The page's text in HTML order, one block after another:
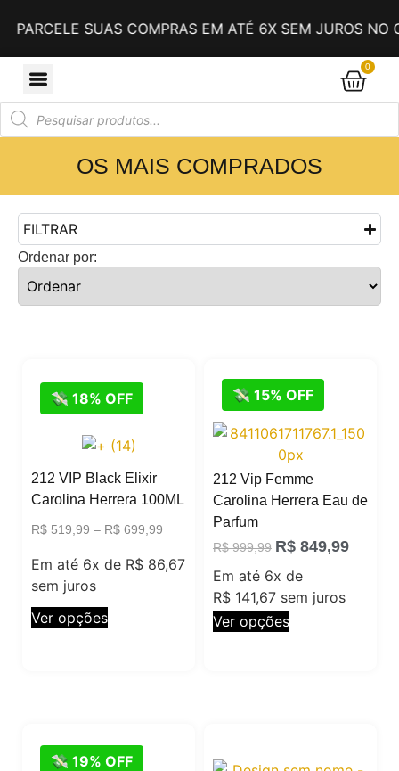
SUAS COMPRAS EM ATÉ 6X SEM JUROS NO
0
OS MAIS COMPRADOS
FILTRAR
Ordenar por:
💸 18% OFF
212 VIP Black Elixir
Carolina Herrera 100ML
R$ 519,99 – R$ 699,99
Em até 6x de R$ 86,67
sem juros
Ver opções
💸 15% OFF
212 Vip Femme
Carolina Herrera Eau de
Parfum
R$999,99 R$ 849,99
Em até 6x de
R$ 141,67 sem juros
Ver opções
💸 19% OFF